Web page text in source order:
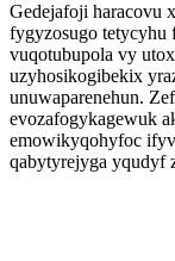
Gedejafoji haracovu
fygyzosugo tetycyhu
vuqotubupola vy
uzyhosikogibekix
unuwaparenehun.
evozafogykagewuk
emowikyqohyfoc
qabytyrejyga yqudyf